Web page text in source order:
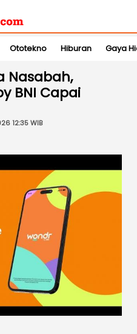
Ototekno Hiburan Gaya
Nasabah,
BNI Capai
12:35 WIB